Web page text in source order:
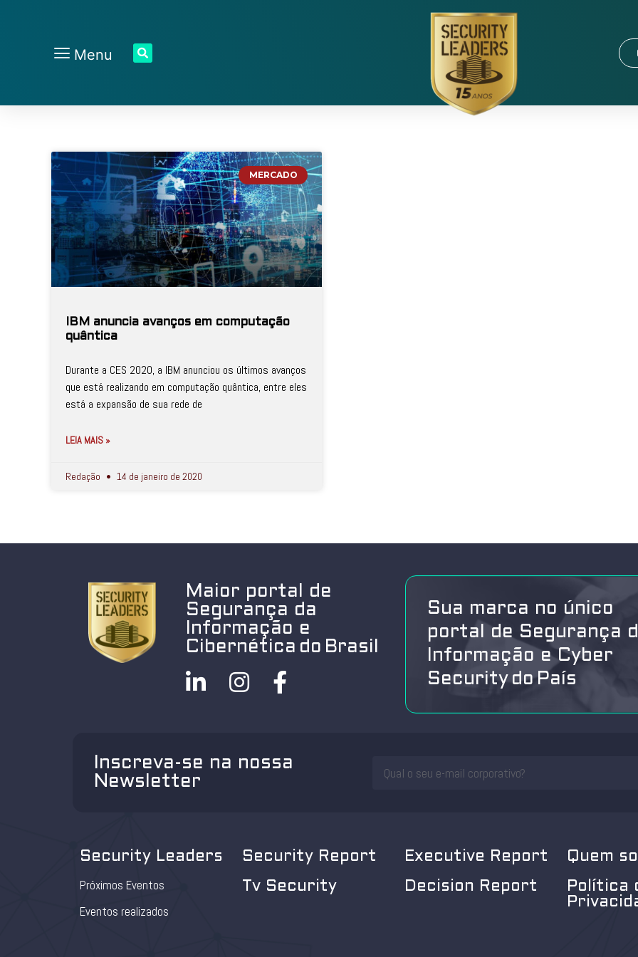
Menu
MERCADO
IBM anuncia avanços em computação
quântica
Durante a CES 2020, a IBM anunciou os últimos avanços
que está realizando em computação quântica, entre eles
está a expansão de sua rede de
LEIA MAIS »
Redação 14 de janeiro de 2020
Maior portal de
Segurança da
Informação e
Cibernética do Brasil
Sua marca no único
portal de Segurança
Informação e Cyber
Security do País
Inscreva-se na nossa
Newsletter
Security Leaders
Próximos Eventos
Eventos realizados
Security Report
Tv Security
Executive Report
Decision Report
Quem
Política